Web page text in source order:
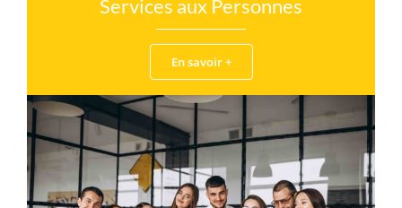
Services aux Personnes
En savoir +